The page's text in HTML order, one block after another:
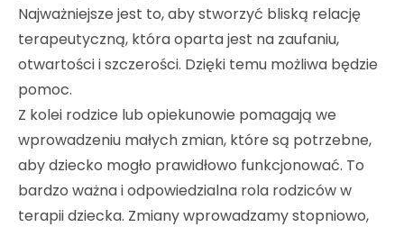
Najważniejsze jest to, aby stworzyć bliską relację
terapeutyczną, która oparta jest na zaufaniu,
otwartości i szczerości. Dzięki temu możliwa będzie
pomoc.
Z kolei rodzice lub opiekunowie pomagają we
wprowadzeniu małych zmian, które są potrzebne,
aby dziecko mogło prawidłowo funkcjonować. To
bardzo ważna i odpowiedzialna rola rodziców w
terapii dziecka. Zmiany wprowadzamy stopniowo,